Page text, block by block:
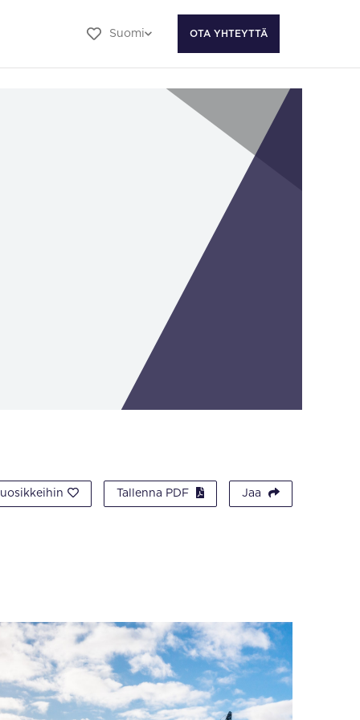
Suomi OTA YHTEYTTÄ
Tallenna PDF Jaa